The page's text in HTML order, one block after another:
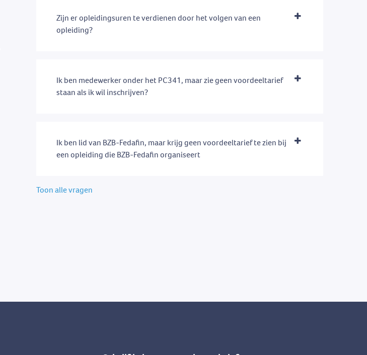
Zijn er opleidingsuren te verdienen door het volgen van een
opleiding?
Ik ben medewerker onder het PC341, maar zie geen voordeeltarief
staan als ik wil inschrijven?
Ik ben lid van BZB-Fedafin, maar krijg geen voordeeltarief te zien bij
een opleiding die BZB-Fedafin organiseert
Toon alle vragen